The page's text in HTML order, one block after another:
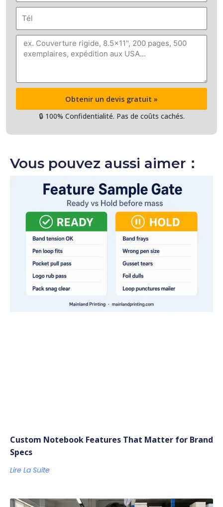
Tél
Message
Obtenir un devis gratuit »
🔒 100% Confidentialité. Pas de coûts cachés.
Vous pouvez aussi aimer：
Custom Notebook Features That Matter for Brand
Specs
Lire La Suite